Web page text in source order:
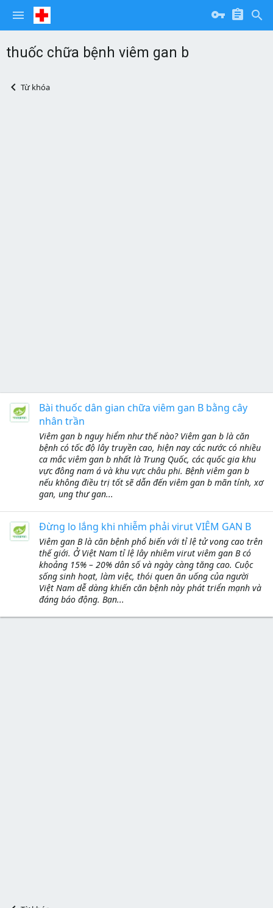
thuốc chữa bệnh viêm gan b
Từ khóa
Bài thuốc dân gian chữa viêm gan B bằng cây
nhân trần
Viêm gan b nguy hiểm như thế nào? Viêm gan b là căn
bệnh có tốc độ lây truyền cao, hiện nay các nước có nhiều
ca mắc viêm gan b nhất là Trung Quốc, các quốc gia khu
vực đông nam á và khu vực châu phi. Bệnh viêm gan b
nếu không điều trị tốt sẽ dẫn đến viêm gan b mãn tính, xơ
gan, ung thư gan...
Đừng lo lắng khi nhiễm phải virut VIÊM GAN B
Viêm gan B là căn bệnh phổ biến với tỉ lệ tử vong cao trên
thế giới. Ở Việt Nam tỉ lệ lây nhiêm virut viêm gan B có
khoảng 15% – 20% dân số và ngày càng tăng cao. Cuộc
sống sinh hoạt, làm việc, thói quen ăn uống của người
Việt Nam dễ dàng khiến căn bệnh này phát triển mạnh và
đáng báo động. Bạn...